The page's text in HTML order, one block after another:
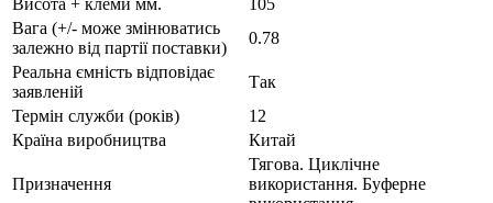
Вага (+/- може змінюватись
залежно від партії поставки)
0.78
Реальна ємність відповідає
заявленій
Так
Термін служби (років)
12
Країна виробництва
Китай
Призначення
Тягова. Циклічне
використання. Буферне